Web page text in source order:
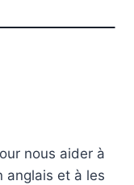
nous aider à
anglais et à les